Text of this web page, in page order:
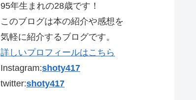
95年生まれの28歳です！
このブログは本の紹介や感想を
気軽に紹介するブログです。
詳しいプロフィールはこちら
Instagram:shoty417
twitter:shoty417